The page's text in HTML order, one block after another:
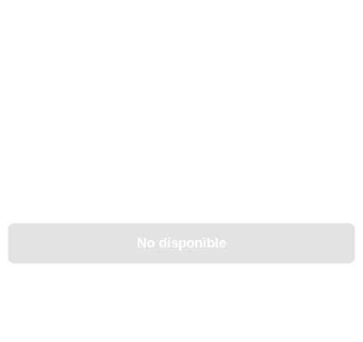
No disponible